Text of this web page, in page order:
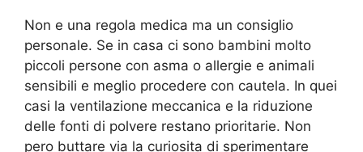
Non e una regola medica ma un consiglio
personale. Se in casa ci sono bambini molto
piccoli persone con asma o allergie e animali
sensibili e meglio procedere con cautela. In quei
casi la ventilazione meccanica e la riduzione
delle fonti di polvere restano prioritarie. Non
pero buttare via la curiosita di sperimentare